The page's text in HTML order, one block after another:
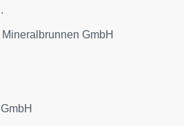
GmbH